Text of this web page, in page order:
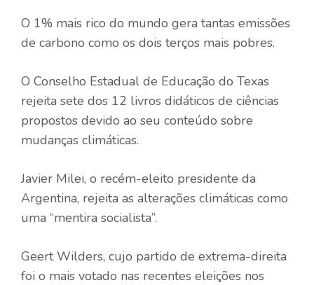
O 1% mais rico do mundo gera tantas emissões
de carbono como os dois terços mais pobres.
O Conselho Estadual de Educação do Texas
rejeita sete dos 12 livros didáticos de ciências
propostos devido ao seu conteúdo sobre
mudanças climáticas.
Javier Milei, o recém-eleito presidente da
Argentina, rejeita as alterações climáticas como
uma “mentira socialista”.
Geert Wilders, cujo partido de extrema-direita
foi o mais votado nas recentes eleições nos